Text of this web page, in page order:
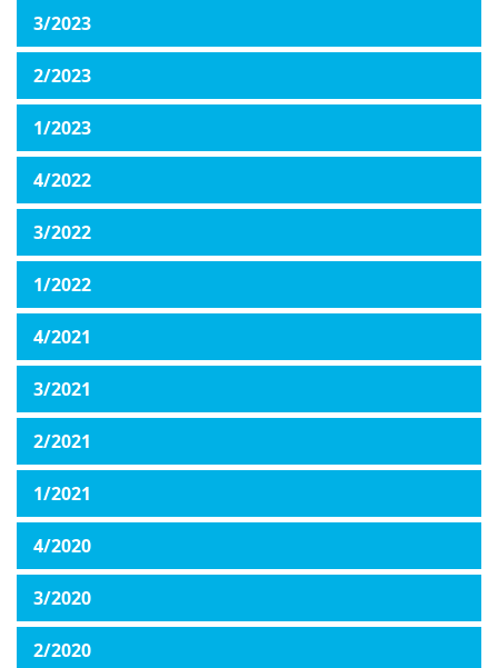
3/2023
2/2023
1/2023
4/2022
3/2022
1/2022
4/2021
3/2021
2/2021
1/2021
4/2020
3/2020
2/2020